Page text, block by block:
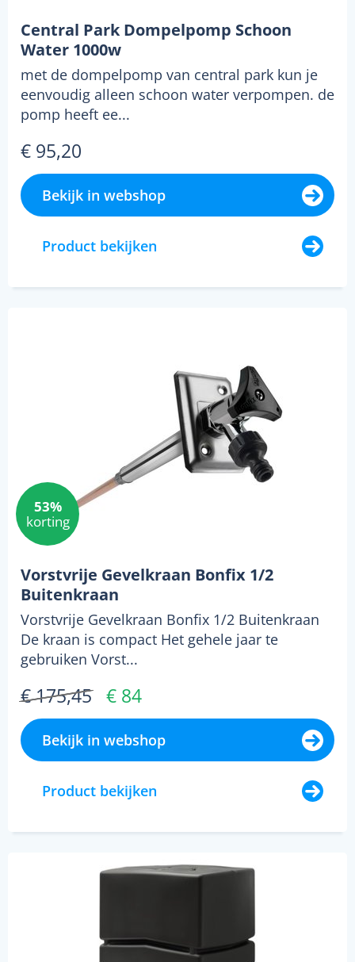
Central Park Dompelpomp Schoon
Water 1000w
met de dompelpomp van central park kun je
eenvoudig alleen schoon water verpompen. de
pomp heeft ee...
€ 95,20
Bekijk in webshop
Product bekijken
53%
korting
Vorstvrije Gevelkraan Bonfix 1/2
Buitenkraan
Vorstvrije Gevelkraan Bonfix 1/2 Buitenkraan
De kraan is compact Het gehele jaar te
gebruiken Vorst...
€ 175,45 € 84
Bekijk in webshop
Product bekijken